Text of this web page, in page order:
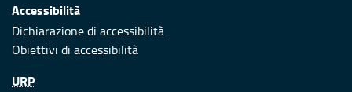
Accessibilità
Dichiarazione di accessibilità
Obiettivi di accessibilità
URP